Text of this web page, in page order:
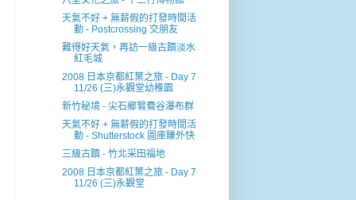
天氣不好 + 無薪假的打發時間活
動 - Postcrossing 交朋友
難得好天氣，再訪一級古蹟淡水
紅毛城
2008 日本京都紅葉之旅 - Day 7
11/26 (三)永觀堂幼稚園
新竹秘境 - 尖石鄉鴛鴦谷瀑布群
天氣不好 + 無薪假的打發時間活
動 - Shutterstock 圖庫賺外快
三級古蹟 - 竹北采田福地
2008 日本京都紅葉之旅 - Day 7
11/26 (三)永觀堂